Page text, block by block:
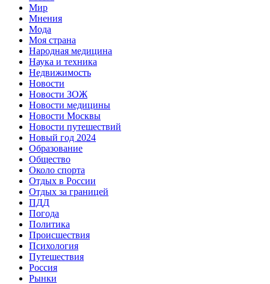
Мир
Мнения
Мода
Моя страна
Народная медицина
Наука и техника
Недвижимость
Новости
Новости ЗОЖ
Новости медицины
Новости Москвы
Новости путешествий
Новый год 2024
Образование
Общество
Около спорта
Отдых в России
Отдых за границей
ПДД
Погода
Политика
Происшествия
Психология
Путешествия
Россия
Рынки